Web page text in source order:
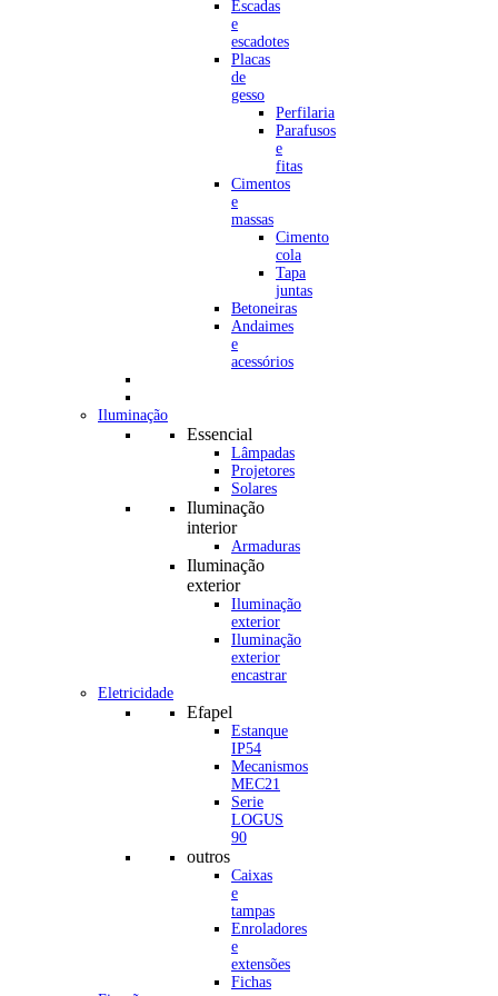
Escadas
e
escadotes
Placas
de
gesso
Perfilaria
Parafusos
e
fitas
Cimentos
e
massas
Cimento
cola
Tapa
juntas
Betoneiras
Andaimes
e
acessórios
Iluminação
Essencial
Lâmpadas
Projetores
Solares
Iluminação
interior
Armaduras
Iluminação
exterior
Iluminação
exterior
Iluminação
exterior
encastrar
Eletricidade
Efapel
Estanque
IP54
Mecanismos
MEC21
Serie
LOGUS
90
outros
Caixas
e
tampas
Enroladores
e
extensões
Fichas